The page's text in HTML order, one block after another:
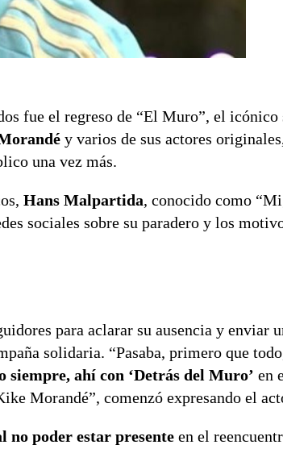
fue el regreso de “El Muro”, el icónico
y varios de sus actores
una vez más.
Hans Malpartida, conocido como
sociales sobre su paradero y los
para aclarar su ausencia y enviar
solidaria. “Pasaba, primero que
ahí con ‘Detrás del Muro’ en
Morandé”, comenzó expresando el
no poder estar presente en el